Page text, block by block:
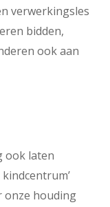
verwerkingsles
bidden,
ook aan
ook laten
onze houding